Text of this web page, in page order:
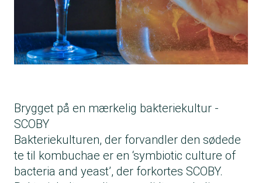
Brygget på en mærkelig bakteriekultur -
SCOBY
Bakteriekulturen, der forvandler den sødede
te til kombuchae er en ‘symbiotic culture of
bacteria and yeast’, der forkortes SCOBY.